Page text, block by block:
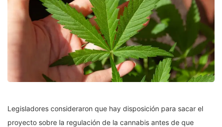
Legisladores consideraron que hay disposición para sacar el
proyecto sobre la regulación de la cannabis antes de que